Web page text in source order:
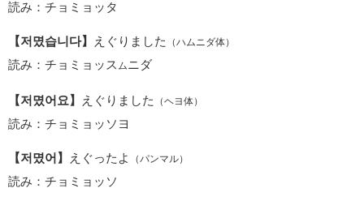
読み：チョミョッタ
【저몄습니다】 えぐりました （ハムニダ体）
読み：チョミョッス ムニダ
【저몄어요】 えぐりました （ヘヨ体）
読み：チョミョッソヨ
【저몄어】 えぐったよ （パンマル）
読み：チョミョッソ